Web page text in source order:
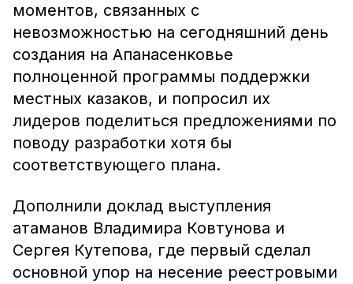
моментов, связанных с
невозможностью на сегодняшний день
создания на Апанасенковье
полноценной программы поддержки
местных казаков, и попросил их
лидеров поделиться предложениями по
поводу разработки хотя бы
соответствующего плана.
Дополнили доклад выступления
атаманов Владимира Ковтунова и
Сергея Кутепова, где первый сделал
основной упор на несение реестровыми